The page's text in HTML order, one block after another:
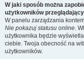
W jaki sposób można
użytkowników
W panelu zarządzania
Nie pokazuj statusu online.
użytkownika będzie
ciebie. Twoja obecność na
użytkowników.